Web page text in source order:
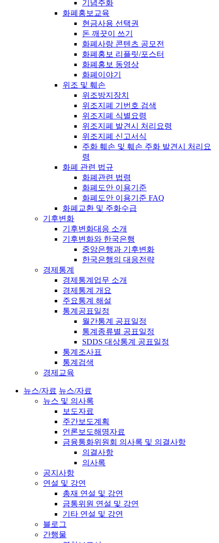
기념주화
화폐홍보교육
현금사용 선택권
돈 깨끗이 쓰기
화폐사랑 콘텐츠 공모전
화폐홍보 리플릿/포스터
화폐홍보 동영상
화폐이야기
위조 및 훼손
위조방지장치
위조지폐 기번호 검색
위조지폐 식별요령
위조지폐 발견시 처리요령
위조지폐 신고서식
주화 훼손 및 훼손 주화 발견시 처리요
령
화폐 관련 법규
화폐관련 법령
화폐도안 이용기준
화폐도안 이용기준 FAQ
화폐교환 및 주화수급
기후변화
기후변화대응 소개
기후변화와 한국은행
중앙은행과 기후변화
한국은행의 대응전략
경제통계
경제통계업무 소개
경제통계 개요
주요통계 해설
통계공표일정
월간통계 공표일정
통계종류별 공표일정
SDDS 대상통계 공표일정
통계조사표
통계검색
경제교육
뉴스/자료 뉴스/자료
뉴스 및 의사록
보도자료
주간보도계획
언론보도해명자료
금융통화위원회 의사록 및 의결사항
의결사항
의사록
공지사항
연설 및 강연
총재 연설 및 강연
금통위원 연설 및 강연
기타 연설 및 강연
블로그
간행물